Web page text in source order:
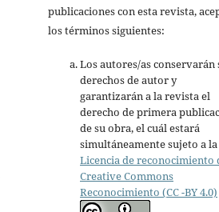
publicaciones con esta revista,
los términos siguientes:
Los autores/as conservarán
derechos de autor y
garantizarán a la revista el
derecho de primera
de su obra, el cuál estará
simultáneamente sujeto a la
Licencia de reconocimiento
Creative Commons
Reconocimiento (CC -BY 4.0)